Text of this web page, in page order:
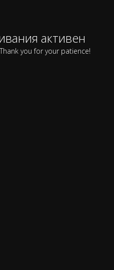
активен
you for your patience!